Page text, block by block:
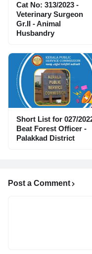
Cat No: 313/2023 -
Veterinary Surgeon
Gr.II - Animal
Husbandry
Short List for 027/
Beat Forest Officer -
Palakkad District
Post a Comment